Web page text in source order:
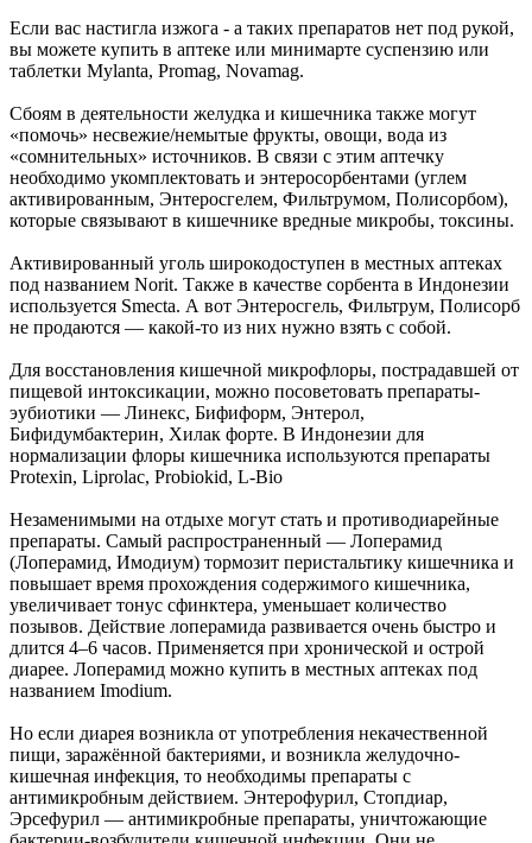
Если вас настигла изжога - а таких препаратов нет под рукой,
вы можете купить в аптеке или минимарте суспензию или
таблетки Mylanta, Promag, Novamag.
Сбоям в деятельности желудка и кишечника также могут
«помочь» несвежие/немытые фрукты, овощи, вода из
«сомнительных» источников. В связи с этим аптечку
необходимо укомплектовать и энтеросорбентами (углем
активированным, Энтеросгелем, Фильтрумом, Полисорбом),
которые связывают в кишечнике вредные микробы, токсины.
Активированный уголь широкодоступен в местных аптеках
под названием Norit. Также в качестве сорбента в Индонезии
используется Smecta. А вот Энтеросгель, Фильтрум, Полисорб
не продаются — какой-то из них нужно взять с собой.
Для восстановления кишечной микрофлоры, пострадавшей от
пищевой интоксикации, можно посоветовать препараты-
эубиотики — Линекс, Бифиформ, Энтерол,
Бифидумбактерин, Хилак форте. В Индонезии для
нормализации флоры кишечника используются препараты
Protexin, Liprolac, Probiokid, L-Bio
Незаменимыми на отдыхе могут стать и противодиарейные
препараты. Самый распространенный — Лоперамид
(Лоперамид, Имодиум) тормозит перистальтику кишечника и
повышает время прохождения содержимого кишечника,
увеличивает тонус сфинктера, уменьшает количество
позывов. Действие лоперамида развивается очень быстро и
длится 4–6 часов. Применяется при хронической и острой
диарее. Лоперамид можно купить в местных аптеках под
названием Imodium.
Но если диарея возникла от употребления некачественной
пищи, заражённой бактериями, и возникла желудочно-
кишечная инфекция, то необходимы препараты с
антимикробным действием. Энтерофурил, Стопдиар,
Эрсефурил — антимикробные препараты, уничтожающие